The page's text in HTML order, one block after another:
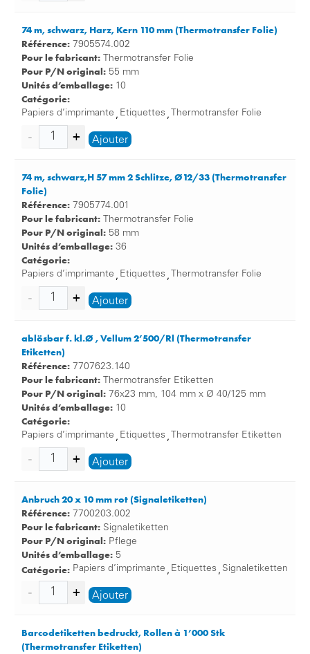
74 m, schwarz, Harz, Kern 110 mm (Thermotransfer Folie)
Référence: 7905574.002
Pour le fabricant: Thermotransfer Folie
Pour P/N original: 55 mm
Unités d’emballage: 10
Catégorie:
Papiers d’imprimante , Etiquettes , Thermotransfer Folie
Ajouter
74 m, schwarz,H 57 mm 2 Schlitze, Ø12/33 (Thermotransfer
Folie)
Référence: 7905774.001
Pour le fabricant: Thermotransfer Folie
Pour P/N original: 58 mm
Unités d’emballage: 36
Catégorie:
Papiers d’imprimante , Etiquettes , Thermotransfer Folie
Ajouter
ablösbar f. kl.Ø , Vellum 2’500/Rl (Thermotransfer
Etiketten)
Référence: 7707623.140
Pour le fabricant: Thermotransfer Etiketten
Pour P/N original: 76x23 mm, 104 mm x Ø 40/125 mm
Unités d’emballage: 10
Catégorie:
Papiers d’imprimante , Etiquettes , Thermotransfer Etiketten
Ajouter
Anbruch 20 x 10 mm rot (Signaletiketten)
Référence: 7700203.002
Pour le fabricant: Signaletiketten
Pour P/N original: Pflege
Unités d’emballage: 5
Catégorie: Papiers d’imprimante , Etiquettes , Signaletiketten
Ajouter
Barcodetiketten bedruckt, Rollen à 1’000 Stk
(Thermotransfer Etiketten)